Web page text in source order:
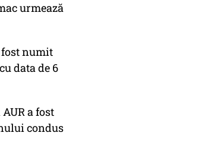
urmează
fost numit
data de 6
a fost
condus